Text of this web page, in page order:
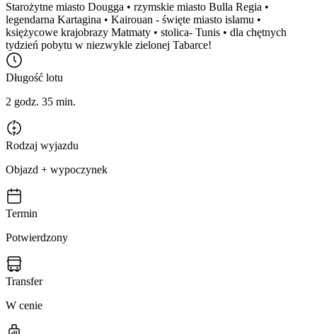
Starożytne miasto Dougga • rzymskie miasto Bulla Regia •
legendarna Kartagina • Kairouan - święte miasto islamu •
księżycowe krajobrazy Matmaty • stolica- Tunis • dla chętnych
tydzień pobytu w niezwykle zielonej Tabarce!
Długość lotu
2 godz. 35 min.
Rodzaj wyjazdu
Objazd + wypoczynek
Termin
Potwierdzony
Transfer
W cenie